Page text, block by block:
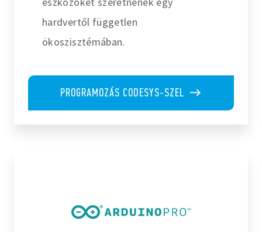
hardvertől független
ökoszisztémában.
PROGRAMOZÁS CODESYS-SZEL